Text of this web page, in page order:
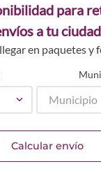
para
a tu ciudad
en paquetes y
Municipio
Calcular envío